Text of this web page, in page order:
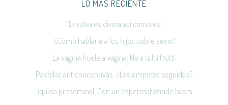
LO MÁS RECIENTE
¡Tu vulva es divina así como es!
¿Cómo hablarle a los hijos sobre sexo?
La vagina huele a vagina: No a tutti frutti
Pastillas anticonceptivas: ¿Las empiezo seguidas?
Líquido preseminal: Con un espermatozoide basta.